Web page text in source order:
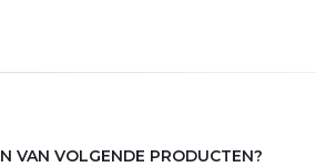
VAN VOLGENDE PRODUCTEN?